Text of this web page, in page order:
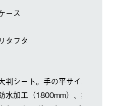
ース
タフタ
判シート。手の平サイズの防水
水加工（1800mm）、撥水加